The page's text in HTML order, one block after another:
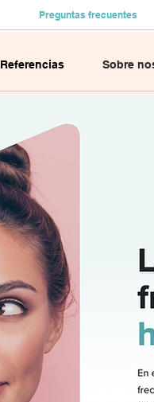
Preguntas frecuentes
Referencias Sobre